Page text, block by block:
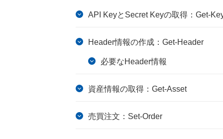
API KeyとSecret Keyの取得：Get-
Header情報の作成：Get-Header
必要なHeader情報
資産情報の取得：Get-Asset
売買注文：Set-Order